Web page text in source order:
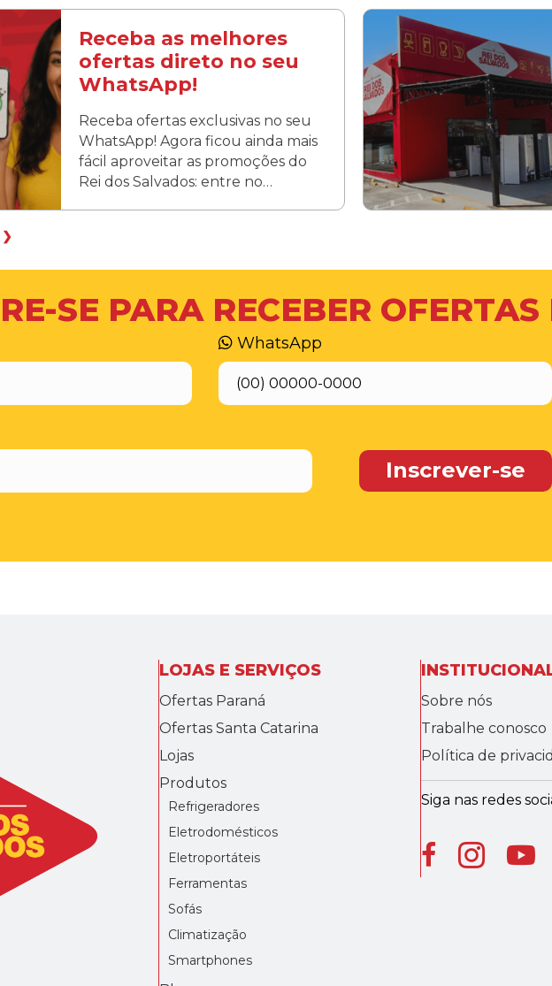
Receba as melhores
ofertas direto no seu
WhatsApp!
Receba ofertas exclusivas no seu
WhatsApp! Agora ficou ainda mais
fácil aproveitar as promoções do
Rei dos Salvados: entre no…
❯
SE PARA RECEBER
WhatsApp
LOJAS E SERVIÇOS
Ofertas Paraná
Ofertas Santa Catarina
Lojas
Produtos
Refrigeradores
Eletrodomésticos
Eletroportáteis
Ferramentas
Sofás
Climatização
Smartphones
Sobre nós
Trabalhe conosco
Política de
Siga nas redes